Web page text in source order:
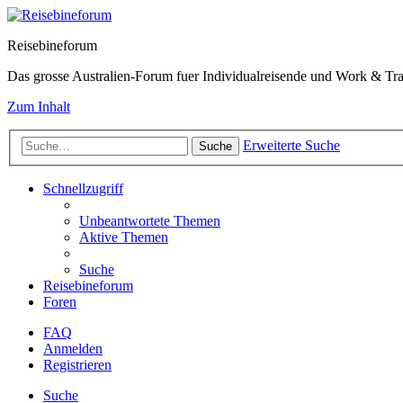
Reisebineforum
Das grosse Australien-Forum fuer Individualreisende und Work &
Zum Inhalt
Suche Erweiterte Suche
Schnellzugriff
Unbeantwortete Themen
Aktive Themen
Suche
Reisebineforum
Foren
FAQ
Anmelden
Registrieren
Suche